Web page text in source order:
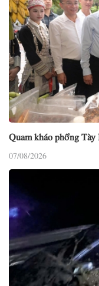
Quam kháo phổng
07/08/2026